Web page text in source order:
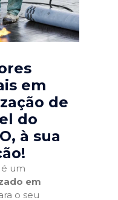
em
de
do
, à sua
um
em
o seu